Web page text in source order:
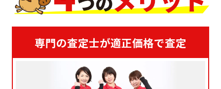
専門の査定士が適正価格で査定